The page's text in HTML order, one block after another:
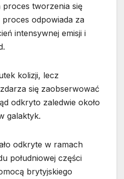
tworzenia się
odpowiada za
intensywnej emisji i
kolizji, lecz
się zaobserwować
odkryto zaledwie około
galaktyk.
odkryte w ramach
południowej części
brytyjskiego